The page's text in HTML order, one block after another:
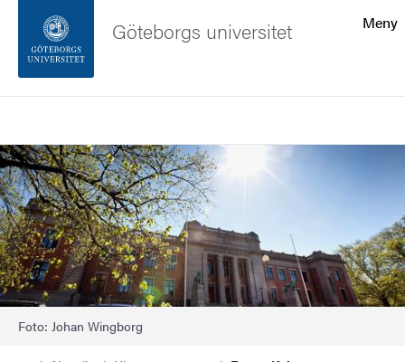
Sidfoten
Om webbplatsen
Meny
Göteborgs universitet
Bild
Foto: Johan Wingborg